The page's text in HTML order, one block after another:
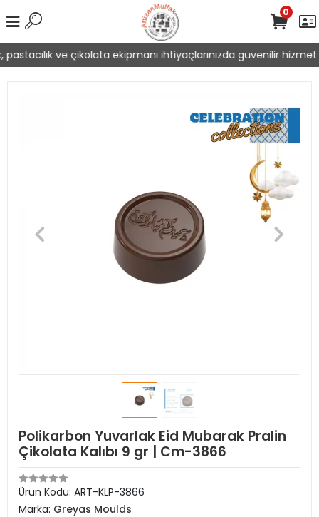
ve çikolata ekipmanı ihtiyaçlarınızda güvenilir hizmet
0
Polikarbon Yuvarlak Eid Mubarak Pralin
Çikolata Kalıbı 9 gr | Cm-3866
Ürün Kodu: ART-KLP-3866
Marka: Greyas Moulds